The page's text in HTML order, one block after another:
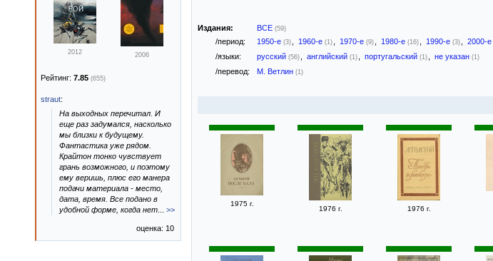
Издания: ВСЕ (59)
/период: 1950-е (3) 1960-е (1) 1970-е (9) 1980-е (16) 1990-е (3) 2000-е
/языки: русский (56) английский (1) португальский (1) не указан (1)
/перевод: М. Ветлин (1)
1975 г.
1976 г. 1976 г.
2012 2006
Рейтинг: 7.85 (655)
straut:
На выходных перечитал. И
еще раз задумался, насколько
мы близки к будущему.
Фантастика уже рядом.
Крайтон тонко чувствует
грань возможного, и поэтому
ему веришь, плюс его манера
подачи материала - место,
дата, время. Все подано в
удобной форме, когда нет
>>
оценка: 10